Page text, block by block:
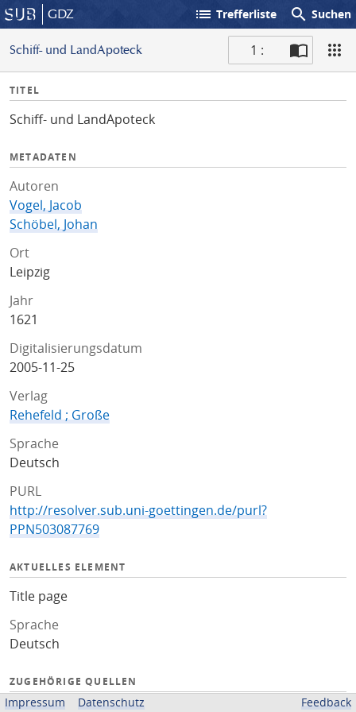
GDZ list Trefferliste search Suchen
Schiff- und LandApoteck 1 :
I
f
TITEL
Schiff- und LandApoteck
METADATEN
Autoren
Vogel, Jacob
Schöbel, Johan
Ort
Leipzig
Jahr
1621
Digitalisierungsdatum
2005-11-25
Verlag
Rehefeld ; Große
Sprache
Deutsch
PURL
http://resolver.sub.uni-goettingen.de/purl?
PPN503087769
AKTUELLES ELEMENT
Title page
Sprache
Deutsch
ZUGEHÖRIGE QUELLEN
Impressum Datenschutz Feedback